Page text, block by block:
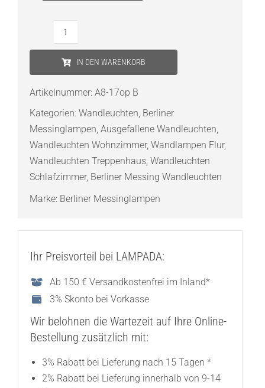
B
Wandleuchte
Menge
IN DEN WARENKORB
Artikelnummer: A8-17op B
Kategorien: Wandleuchten, Berliner
Messinglampen, Ausgefallene Wandleuchten,
Wandleuchten Wohnzimmer, Wandlampen Flur,
Wandleuchten Treppenhaus, Wandleuchten
Schlafzimmer, Berliner Messing Wandleuchten
Marke: Berliner Messinglampen
Ihr Preisvorteil bei LAMPADA:
Ab 150 € Versandkostenfrei im Inland*
3% Skonto bei Vorkasse
Wir belohnen die Wartezeit auf Ihre Online-
Bestellung zusätzlich mit:
3% Rabatt bei Lieferung nach 15 Tagen *
2% Rabatt bei Lieferung innerhalb von 9-14